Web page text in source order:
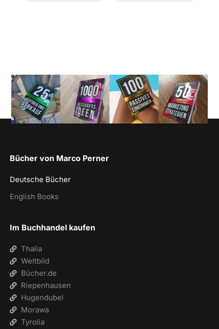
Bücher von Marco Perner
Deutsche Bücher
English Books
Im Buchhandel kaufen
Thalia
Weltbild
Bücher.de
Riepenhausen
Hugendubel
Morawa
Tyrolia